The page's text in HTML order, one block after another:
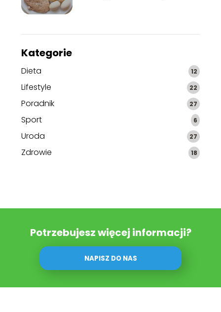
Kategorie
Dieta 12
Lifestyle 22
Poradnik 27
Sport 6
Uroda 27
Zdrowie 18
Potrzebujesz więcej informacji?
NAPISZ DO NAS